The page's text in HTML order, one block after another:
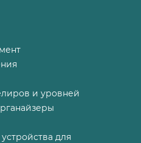
и уровней
для